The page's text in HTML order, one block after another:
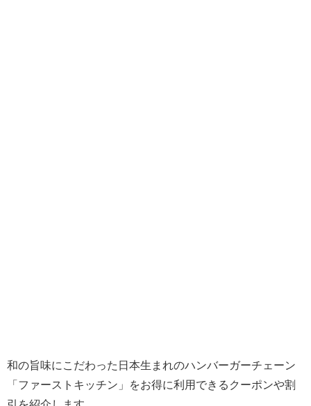
和の旨味にこだわった日本生まれのハンバーガーチェーン
「ファーストキッチン」をお得に利用できるクーポンや割